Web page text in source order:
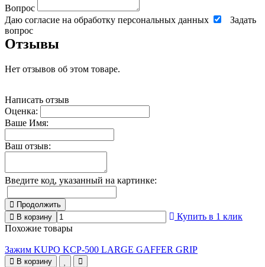
Вопрос
Даю согласие на обработку персональных данных
Задать
вопрос
Отзывы
Нет отзывов об этом товаре.
Написать отзыв
Оценка:
Ваше Имя:
Ваш отзыв:
Введите код, указанный на картинке:
Продолжить
В корзину
Купить в 1 клик
Похожие товары
Зажим KUPO KCP-500 LARGE GAFFER GRIP
В корзину